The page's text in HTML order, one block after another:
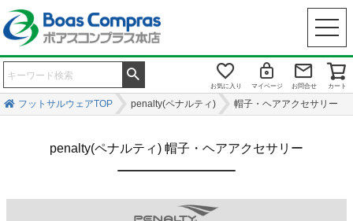
お気に入り マイページ お問合せ カート
フットサルウェアTOP penalty(ペナルティ) 帽子・ヘアアクセサリー
penalty(ペナルティ) 帽子・ヘアアクセサリー